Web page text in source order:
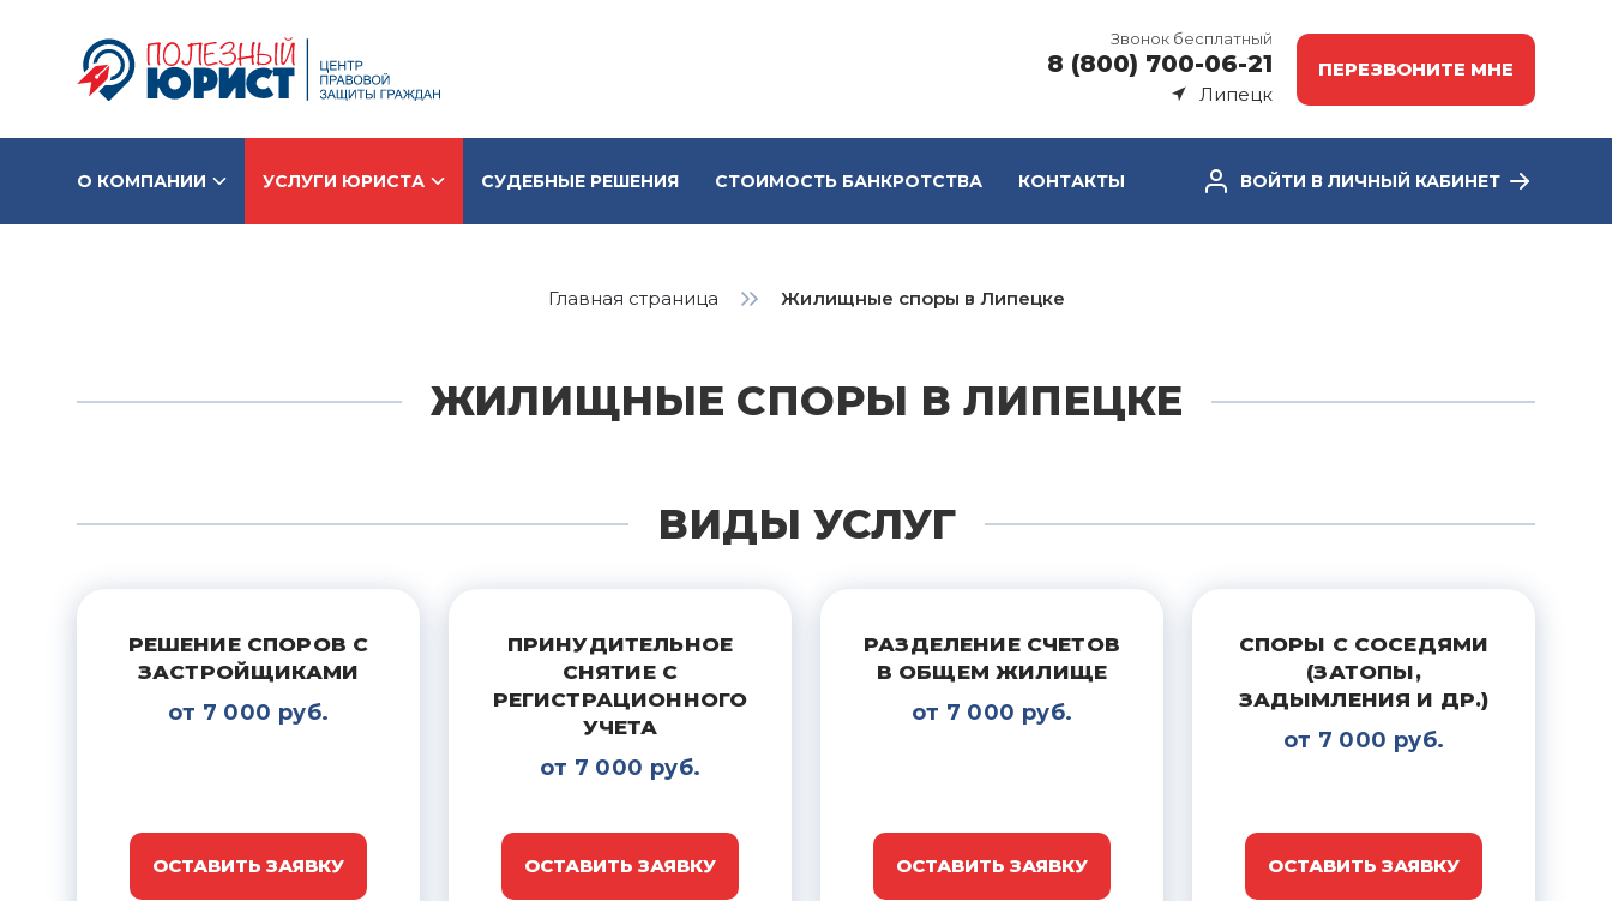
Звонок бесплатный
8 (800) 700-06-21
Липецк
ПЕРЕЗВОНИТЕ МНЕ
О КОМПАНИИ УСЛУГИ ЮРИСТА СУДЕБНЫЕ РЕШЕНИЯ СТОИМОСТЬ БАНКРОТСТВА КОНТАКТЫ ВОЙТИ В ЛИЧНЫЙ КАБИНЕТ
Главная страница Жилищные споры в Липецке
ЖИЛИЩНЫЕ СПОРЫ В ЛИПЕЦКЕ
ВИДЫ УСЛУГ
РЕШЕНИЕ СПОРОВ С
ЗАСТРОЙЩИКАМИ
от 7 000 руб.
ОСТАВИТЬ ЗАЯВКУ
ПРИНУДИТЕЛЬНОЕ
СНЯТИЕ С
РЕГИСТРАЦИОННОГО
УЧЕТА
от 7 000 руб.
ОСТАВИТЬ ЗАЯВКУ
РАЗДЕЛЕНИЕ СЧЕТОВ
В ОБЩЕМ ЖИЛИЩЕ
от 7 000 руб.
ОСТАВИТЬ ЗАЯВКУ
СПОРЫ С СОСЕДЯМИ
(ЗАТОПЫ,
ЗАДЫМЛЕНИЯ И ДР.)
от 7 000 руб.
ОСТАВИТЬ ЗАЯВКУ